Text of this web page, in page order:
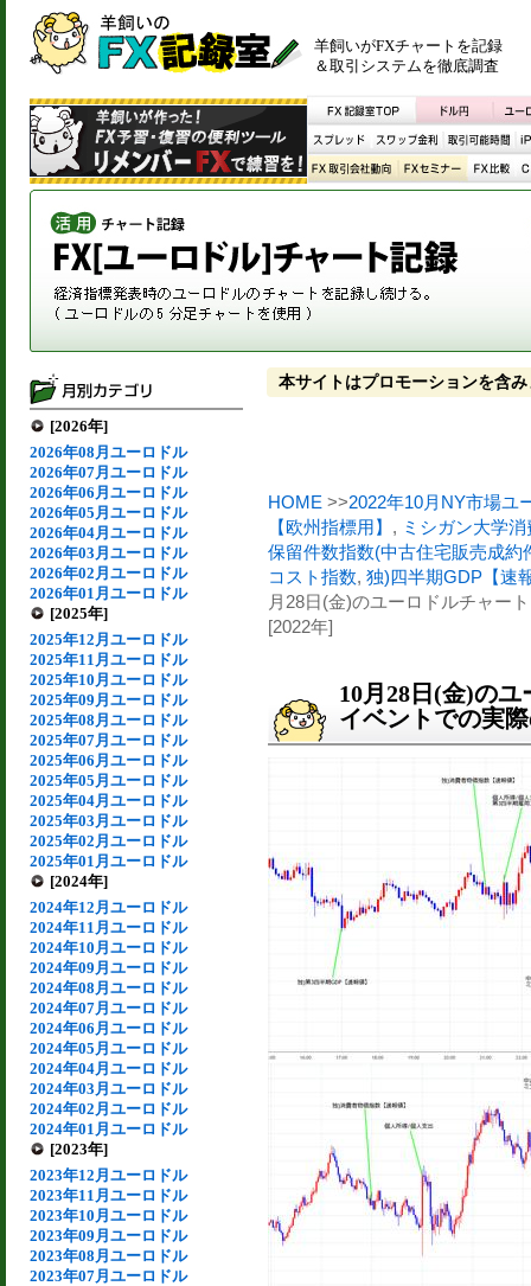
羊飼いがFXチャートを記録
＆取引システムを徹底調査
[2026年]
2026年08月ユーロドル
2026年07月ユーロドル
2026年06月ユーロドル
2026年05月ユーロドル
2026年04月ユーロドル
2026年03月ユーロドル
2026年02月ユーロドル
2026年01月ユーロドル
[2025年]
2025年12月ユーロドル
2025年11月ユーロドル
2025年10月ユーロドル
2025年09月ユーロドル
2025年08月ユーロドル
2025年07月ユーロドル
2025年06月ユーロドル
2025年05月ユーロドル
2025年04月ユーロドル
2025年03月ユーロドル
2025年02月ユーロドル
2025年01月ユーロドル
[2024年]
2024年12月ユーロドル
2024年11月ユーロドル
2024年10月ユーロドル
2024年09月ユーロドル
2024年08月ユーロドル
2024年07月ユーロドル
2024年06月ユーロドル
2024年05月ユーロドル
2024年04月ユーロドル
2024年03月ユーロドル
2024年02月ユーロドル
2024年01月ユーロドル
[2023年]
2023年12月ユーロドル
2023年11月ユーロドル
2023年10月ユーロドル
2023年09月ユーロドル
2023年08月ユーロドル
2023年07月ユーロドル
本サイトはプロモーションを含み
HOME >>2022年10月NY市場ユ
【欧州指標用】 , ミシガン大学
保留件数指数(中古住宅販売成約
コスト指数, 独)四半期GDP【速
月28日(金)のユーロドルチャー
[2022年]
10月28日(金)の
イベントでの実